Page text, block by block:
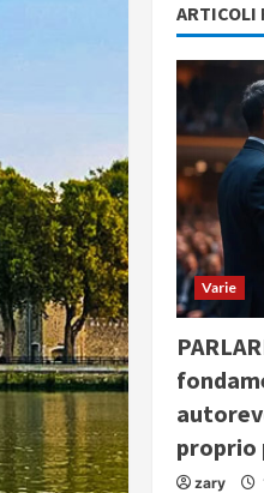
ARTICOLI
Varie
proprio
zary